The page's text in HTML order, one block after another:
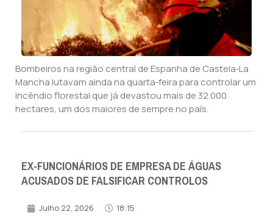
Bombeiros na região central de Espanha de Castela‑La
Mancha lutavam ainda na quarta‑feira para controlar um
incêndio florestal que já devastou mais de 32.000
hectares, um dos maiores de sempre no país.
EX-FUNCIONÁRIOS DE EMPRESA DE ÁGUAS
ACUSADOS DE FALSIFICAR CONTROLOS
Julho 22, 2026 18:15